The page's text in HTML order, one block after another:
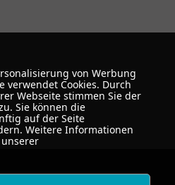
von Werbung
verwendet Cookies. Durch
Webseite stimmen Sie der
Sie können die
auf der Seite
Weitere Informationen